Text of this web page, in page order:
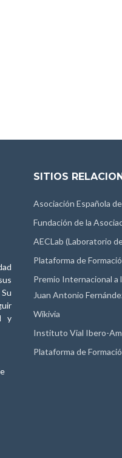
y
SITIOS
Asociación Española
Fundación de la
AECLab (Laboratorio
Plataforma de
Premio Internacional a
Juan Antonio
Wikivia
Instituto Vial Ibero-
Plataforma de